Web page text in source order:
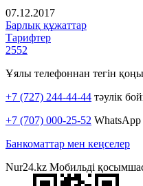
07.12.2017
Барлық құжаттар
Тарифтер
2552
Ұялы телефоннан тегін
+7 (727) 244-44-44 тәулік
+7 (707) 000-25-52 WhatsApp
Банкоматтар мен кеңселер
Nur24.kz Мобильді